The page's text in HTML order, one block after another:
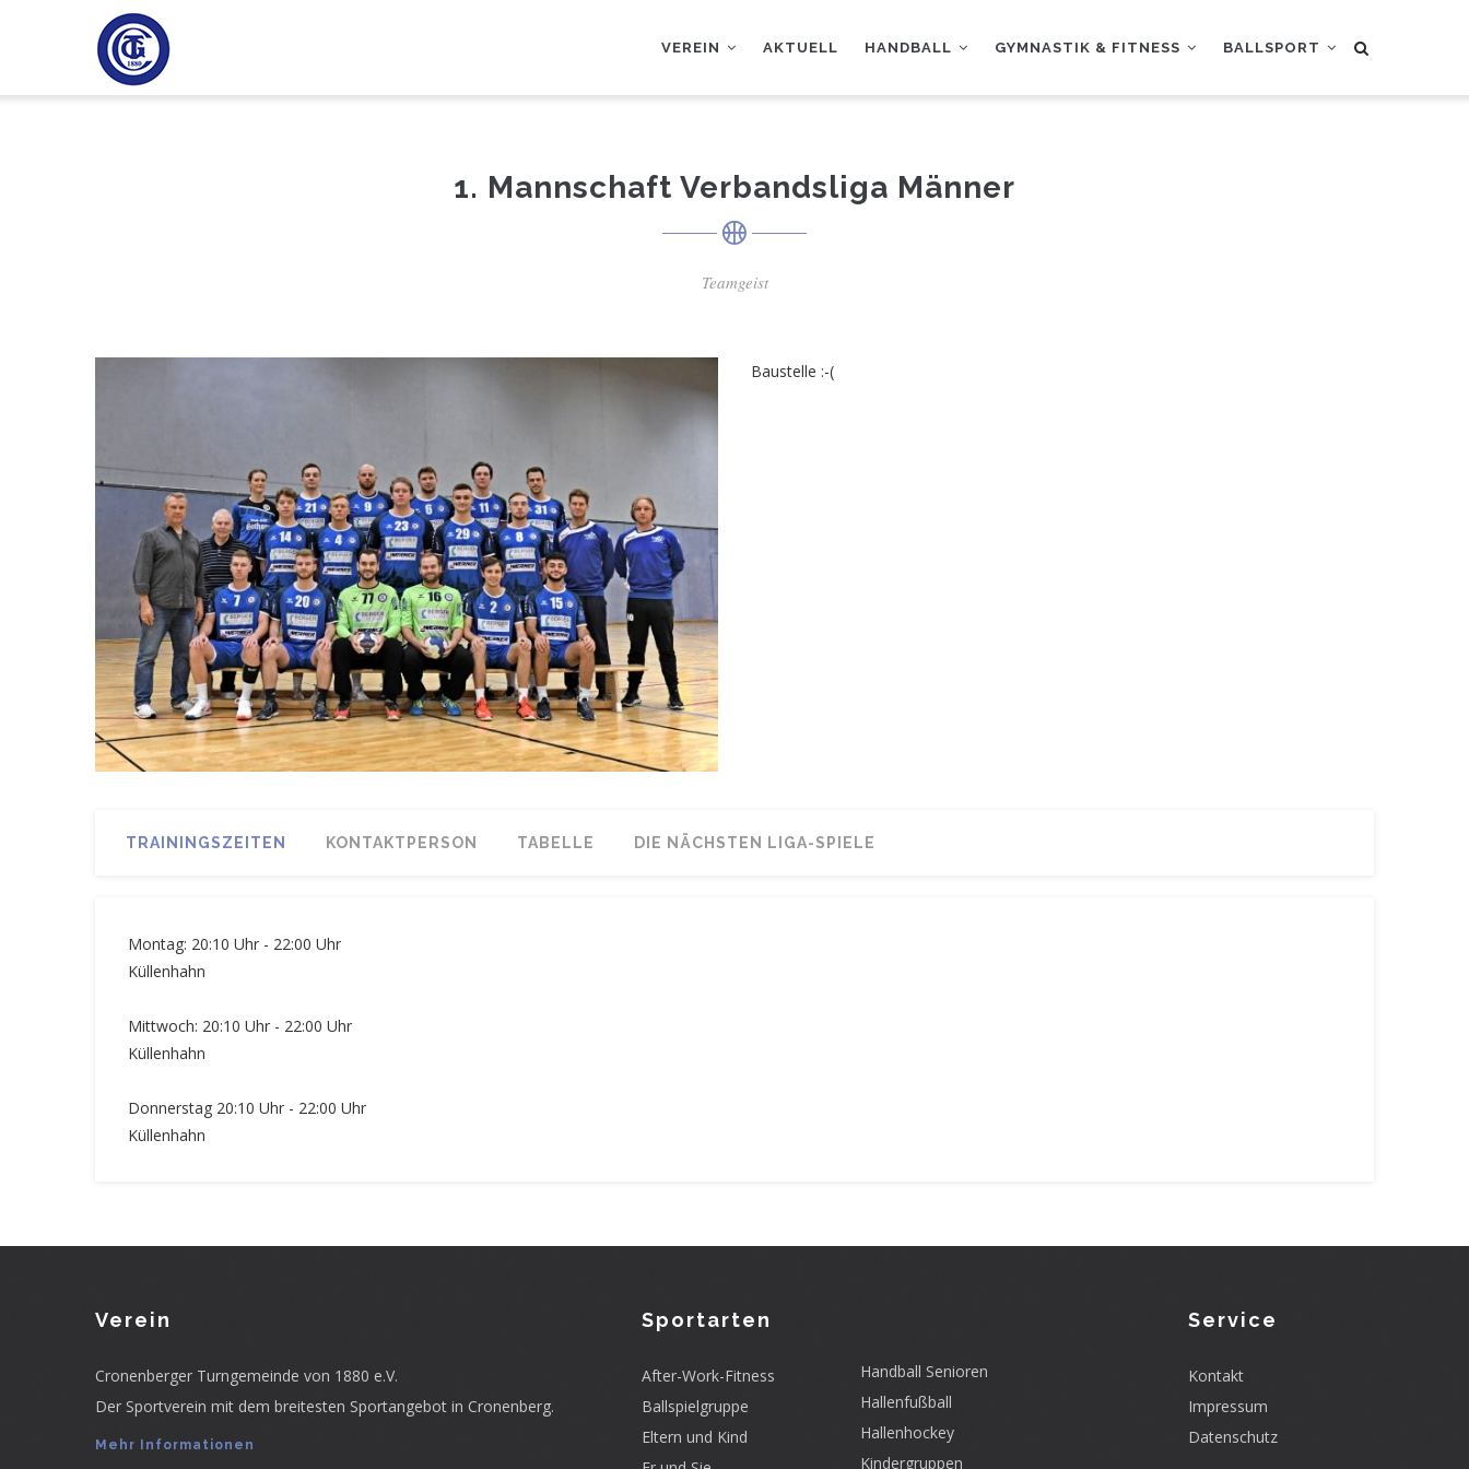
VEREIN AKTUELL HANDBALL GYMNASTIK & FITNESS BALLSPORT
1. Mannschaft Verbandsliga Männer
Teamgeist
Baustelle :-(
TRAININGSZEITEN KONTAKTPERSON TABELLE DIE NÄCHSTEN LIGA-SPIELE
Montag: 20:10 Uhr - 22:00 Uhr
Küllenhahn
Mittwoch: 20:10 Uhr - 22:00 Uhr
Küllenhahn
Donnerstag 20:10 Uhr - 22:00 Uhr
Küllenhahn
Verein
Cronenberger Turngemeinde von 1880 e.V.
Der Sportverein mit dem breitesten Sportangebot in Cronenberg.
Mehr Informationen
Sportarten
After-Work-Fitness
Ballspielgruppe
Eltern und Kind
Handball Senioren
Hallenfußball
Hallenhockey
Kindergruppen
Service
Kontakt
Impressum
Datenschutz